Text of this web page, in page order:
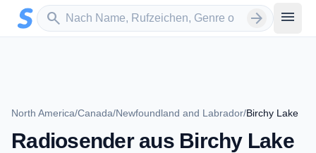
Zum Hauptinhalt springen
search
Sender suchen arrow_forward menu
North America/Canada/Newfoundland and Labrador/Birchy Lake
Radiosender aus Birchy Lake